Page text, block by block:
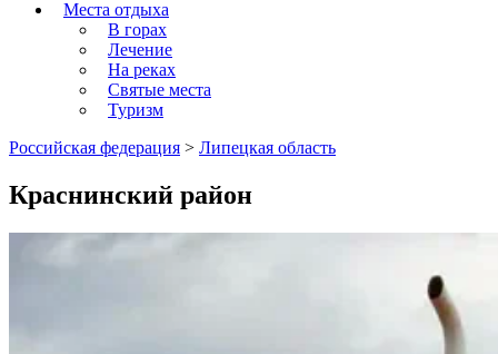
Места отдыха
В горах
Лечение
На реках
Святые места
Туризм
Российская федерация > Липецкая область
Краснинский район